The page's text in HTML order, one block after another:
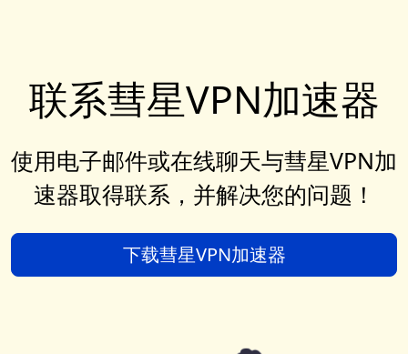
联系彗星VPN加速器
使用电子邮件或在线聊天与彗星VPN加
速器取得联系，并解决您的问题！
下载彗星VPN加速器